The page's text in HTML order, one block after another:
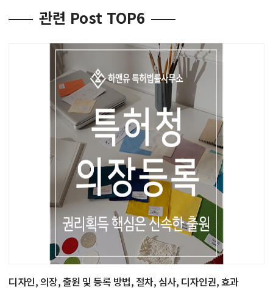
관련 Post TOP6
디자인, 의장, 출원 및 등록 방법, 절차, 심사, 디자인권, 효과